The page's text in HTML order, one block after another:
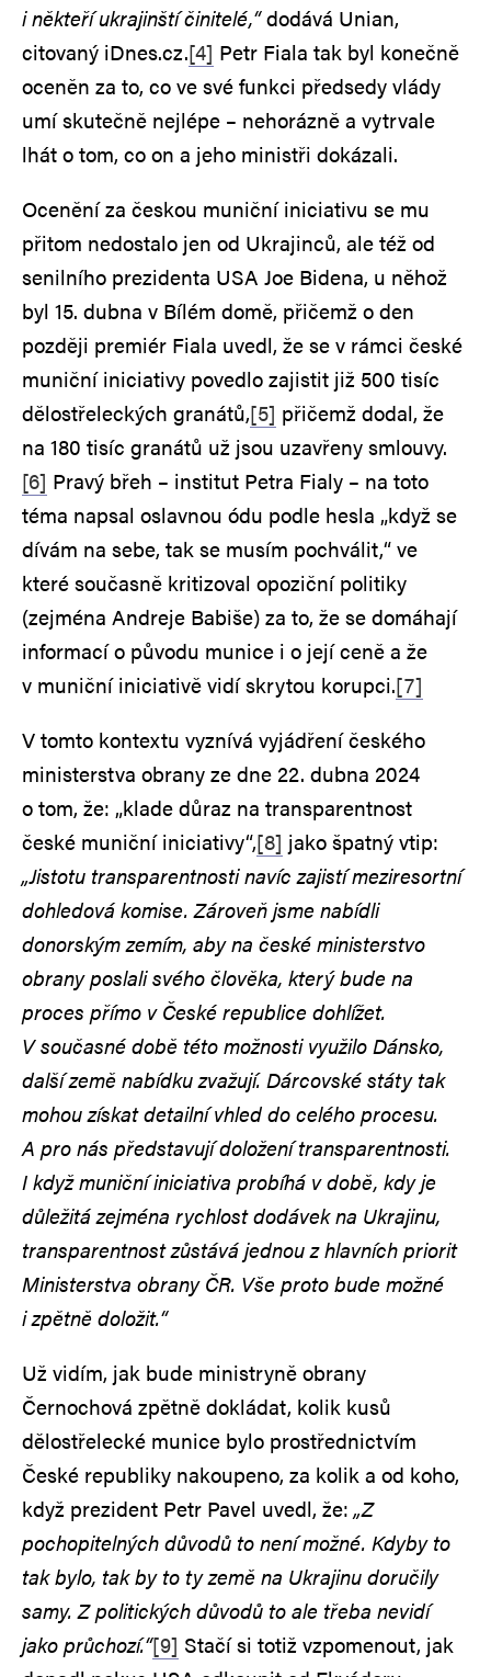
i někteří ukrajinští činitelé,“dodává Unian,
citovaný iDnes.cz.[4] Petr Fiala tak byl konečně
oceněn za to, co ve své funkci předsedy vlády
umí skutečně nejlépe – nehorázně a vytrvale
lhát o tom, co on a jeho ministři dokázali.
Ocenění za českou muniční iniciativu se mu
přitom nedostalo jen od Ukrajinců, ale též od
senilního prezidenta USA Joe Bidena, u něhož
byl 15. dubna v Bílém domě, přičemž o den
později premiér Fiala uvedl, že se v rámci české
muniční iniciativy povedlo zajistit již 500 tisíc
dělostřeleckých granátů,[5] přičemž dodal, že
na 180 tisíc granátů už jsou uzavřeny smlouvy.
[6] Pravý břeh – institut Petra Fialy – na toto
téma napsal oslavnou ódu podle hesla „když se
dívám na sebe, tak se musím pochválit,“ ve
které současně kritizoval opoziční politiky
(zejména Andreje Babiše) za to, že se domáhají
informací o původu munice i o její ceně a že
v muniční iniciativě vidí skrytou korupci.[7]
V tomto kontextu vyznívá vyjádření českého
ministerstva obrany ze dne 22. dubna 2024
o tom, že: „klade důraz na transparentnost
české muniční iniciativy“,[8] jako špatný vtip:
„Jistotu transparentnosti navíc zajistí meziresortní
dohledová komise. Zároveň jsme nabídli
donorským zemím, aby na české ministerstvo
obrany poslali svého člověka, který bude na
proces přímo v České republice dohlížet.
V současné době této možnosti využilo Dánsko,
další země nabídku zvažují. Dárcovské státy tak
mohou získat detailní vhled do celého procesu.
A pro nás představují doložení transparentnosti.
I když muniční iniciativa probíhá v době, kdy je
důležitá zejména rychlost dodávek na Ukrajinu,
transparentnost zůstává jednou z hlavních priorit
Ministerstva obrany ČR. Vše proto bude možné
i zpětně doložit.“
Už vidím, jak bude ministryně obrany
Černochová zpětně dokládat, kolik kusů
dělostřelecké munice bylo prostřednictvím
České republiky nakoupeno, za kolik a od koho,
když prezident Petr Pavel uvedl, že:„Z
pochopitelných důvodů to není možné. Kdyby to
tak bylo, tak by to ty země na Ukrajinu doručily
samy. Z politických důvodů to ale třeba nevidí
jako průchozí.“[9] Stačí si totiž vzpomenout, jak